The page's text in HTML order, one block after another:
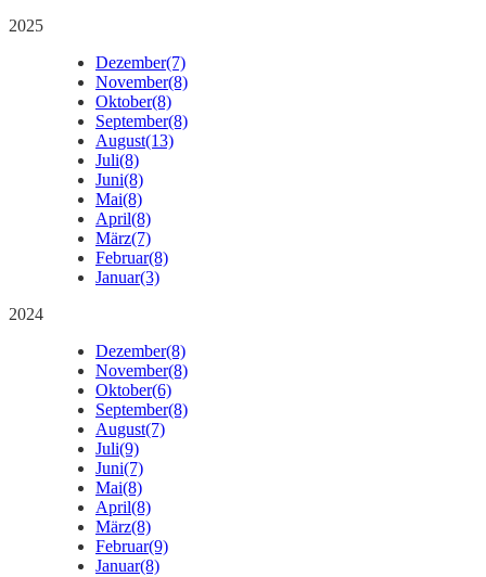
2025
Dezember(7)
November(8)
Oktober(8)
September(8)
August(13)
Juli(8)
Juni(8)
Mai(8)
April(8)
März(7)
Februar(8)
Januar(3)
2024
Dezember(8)
November(8)
Oktober(6)
September(8)
August(7)
Juli(9)
Juni(7)
Mai(8)
April(8)
März(8)
Februar(9)
Januar(8)